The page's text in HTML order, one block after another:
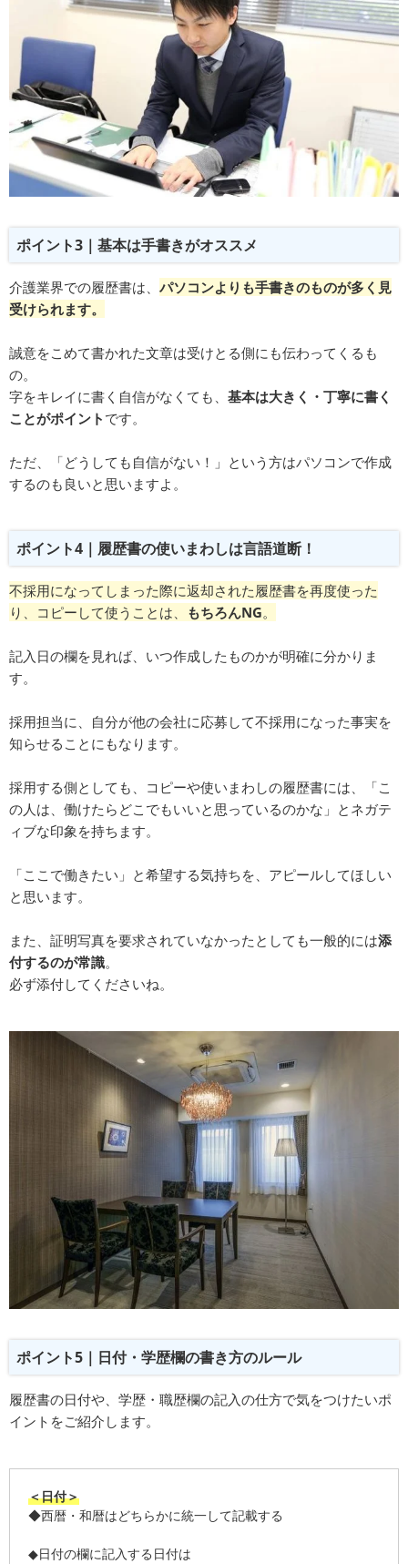
ポイント3｜基本は手書きがオススメ
介護業界での履歴書は、 パソコンよりも手書きのものが多く見
受けられます。
誠意をこめて書かれた文章は受けとる側にも伝わってくるも
の。
字をキレイに書く自信がなくても、 基本は大きく・丁寧に書く
ことがポイント です。
ただ、「どうしても自信がない！」という方はパソコンで作成
するのも良いと思いますよ。
ポイント4｜履歴書の使いまわしは言語道断！
不採用になってしまった際に返却された履歴書を再度使った
り、コピーして使うことは、 もちろんNG。
記入日の欄を見れば、いつ作成したものかが明確に分かりま
す。
採用担当に、自分が他の会社に応募して不採用になった事実を
知らせることにもなります。
採用する側としても、コピーや使いまわしの履歴書には、「こ
の人は、働けたらどこでもいいと思っているのかな」とネガテ
ィブな印象を持ちます。
「ここで働きたい」と希望する気持ちを、アピールしてほしい
と思います。
また、証明写真を要求されていなかったとしても一般的には添
付するのが常識。
必ず添付してくださいね。
ポイント5｜日付・学歴欄の書き方のルール
履歴書の日付や、学歴・職歴欄の記入の仕方で気をつけたいポ
イントをご紹介します。
＜日付＞
◆西暦・和暦はどちらかに統一して記載する
◆日付の欄に記入する日付は